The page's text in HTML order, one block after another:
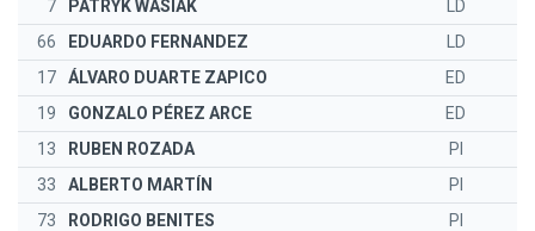
7 PATRYK WASIAK
LD
66
EDUARDO FERNANDEZ
LD
17
ÁLVARO DUARTE ZAPICO
ED
19
GONZALO PÉREZ ARCE
ED
13
RUBEN ROZADA
PI
33
ALBERTO MARTÍN
PI
73
RODRIGO BENITES PI